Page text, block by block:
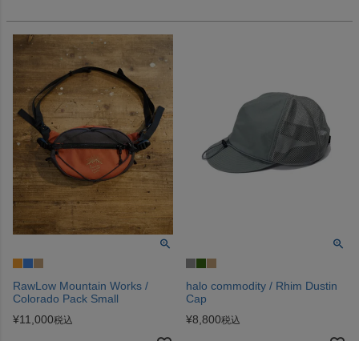
RawLow Mountain Works /
Colorado Pack Small
¥11,000税込
halo commodity / Rhim Dustin
Cap
¥8,800税込